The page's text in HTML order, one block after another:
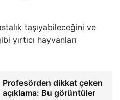
taşıyabileceğini ve
yırtıcı hayvanları
Profesörden dikkat çeken
açıklama: Bu görüntüler